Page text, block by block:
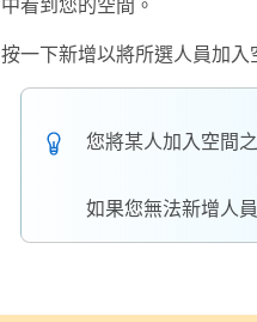
中看到您的空間。
按一下新增以將所選人員加入
您將某人加入空間
如果您無法新增人